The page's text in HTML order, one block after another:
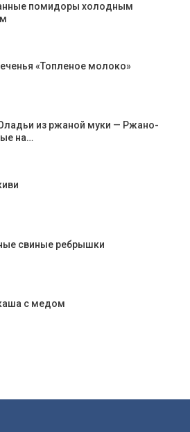
помидоры холодным
«Топленое молоко»
из ржаной муки — Ржано-
на…
свиные ребрышки
с медом